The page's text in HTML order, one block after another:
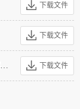
下载文件
下载文件
下载文件